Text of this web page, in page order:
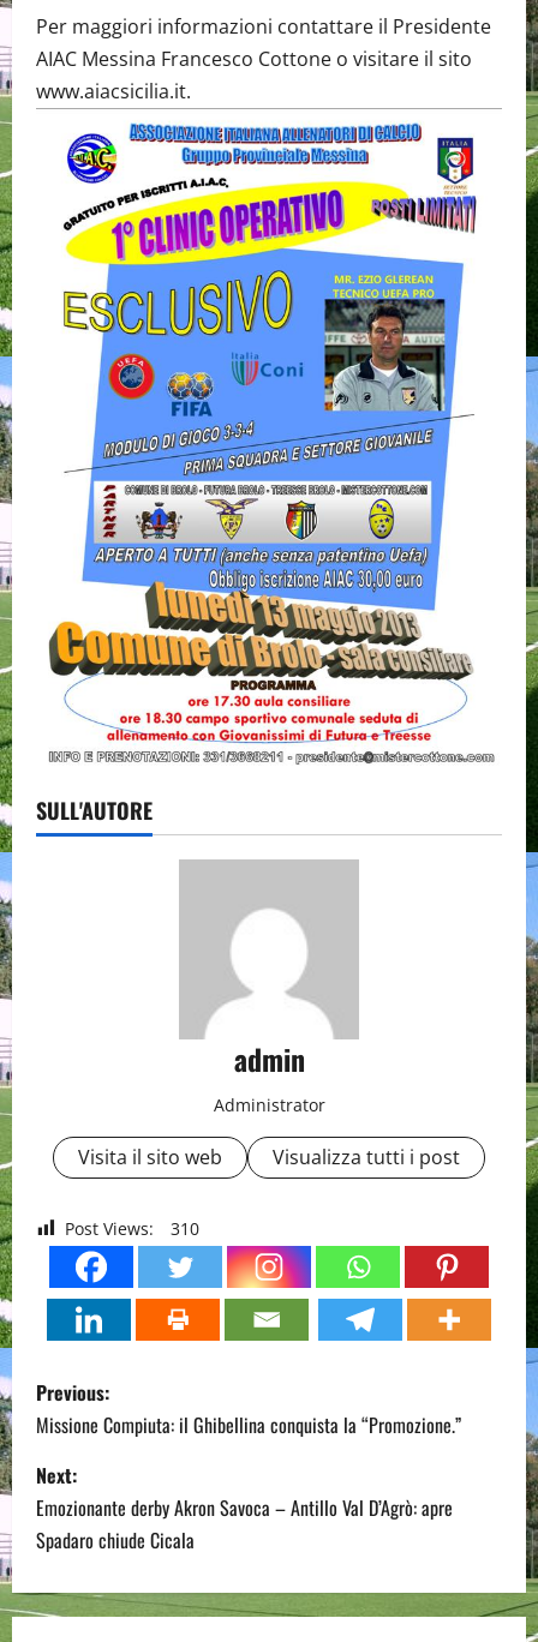
Per maggiori informazioni contattare il Presidente
AIAC Messina Francesco Cottone o visitare il sito
www.aiacsicilia.it.
SULL'AUTORE
admin
Administrator
Visita il sito web Visualizza tutti i post
Post Views: 310
P
o
s
t
n
Previous:
Missione Compiuta: il Ghibellina conquista la “Promozione.”
Next:
Emozionante derby Akron Savoca – Antillo Val D’Agrò: apre
Spadaro chiude Cicala